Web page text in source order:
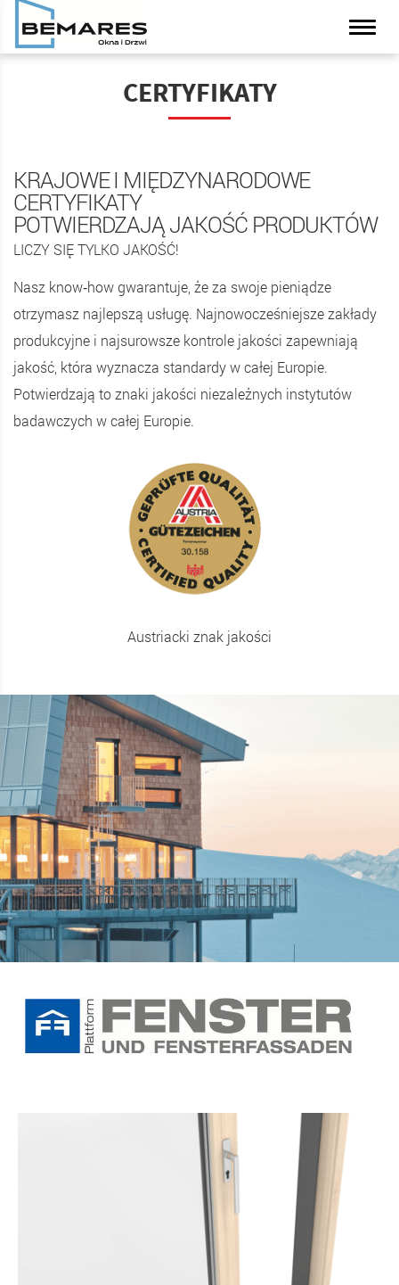
CERTYFIKATY
KRAJOWE I MIĘDZYNARODOWE
CERTYFIKATY
POTWIERDZAJĄ JAKOŚĆ PRODUKTÓW
LICZY SIĘ TYLKO JAKOŚĆ!
Nasz know‑how gwarantuje, że za swoje pieniądze
otrzymasz najlepszą usługę. Najnowocześniejsze zakłady
produkcyjne i najsurowsze kontrole jakości zapewniają
jakość, która wyznacza standardy w całej Europie.
Potwierdzają to znaki jakości niezależnych instytutów
badawczych w całej Europie.
Austriacki znak jakości